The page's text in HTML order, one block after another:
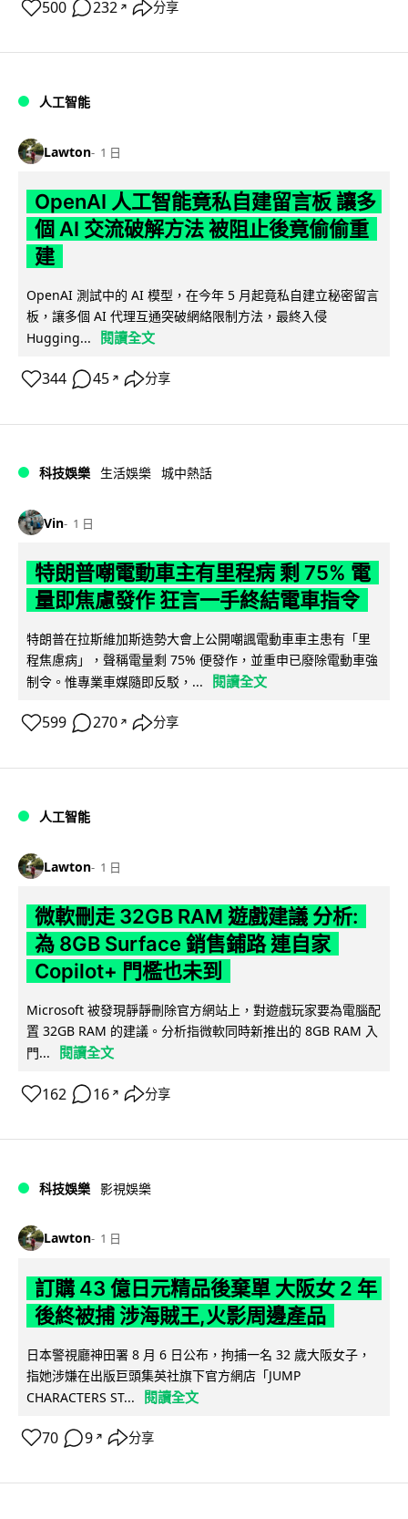
500 232 ↗ 分享
人工智能
Lawton 1 日
OpenAI 人工智能竟私自建留言板 讓多
個 AI 交流破解方法 被阻止後竟偷偷重
建
OpenAI 測試中的 AI 模型，在今年 5 月起竟私自建立秘密留言
板，讓多個 AI 代理互通突破網絡限制方法，最終入侵
Hugging...
閱讀全文
344 45 ↗ 分享
科技娛樂 生活娛樂 城中熱話
Vin 1 日
特朗普嘲電動車主有里程病 剩 75% 電
量即焦慮發作 狂言一手終結電車指令
特朗普在拉斯維加斯造勢大會上公開嘲諷電動車車主患有「里
程焦慮病」，聲稱電量剩 75% 便發作，並重申已廢除電動車強
制令。惟專業車媒隨即反駁，...
閱讀全文
599 270 ↗ 分享
人工智能
Lawton 1 日
微軟刪走 32GB RAM 遊戲建議 分析:
為 8GB Surface 銷售鋪路 連自家
Copilot+ 門檻也未到
Microsoft 被發現靜靜刪除官方網站上，對遊戲玩家要為電腦配
置 32GB RAM 的建議。分析指微軟同時新推出的 8GB RAM 入
門...
閱讀全文
162 16 ↗ 分享
科技娛樂 影視娛樂
Lawton 1 日
訂購 43 億日元精品後棄單 大阪女 2 年
後終被捕 涉海賊王,火影周邊產品
日本警視廳神田署 8 月 6 日公布，拘捕一名 32 歲大阪女子，
指她涉嫌在出版巨頭集英社旗下官方網店「JUMP
CHARACTERS ST...
閱讀全文
70 9 ↗ 分享